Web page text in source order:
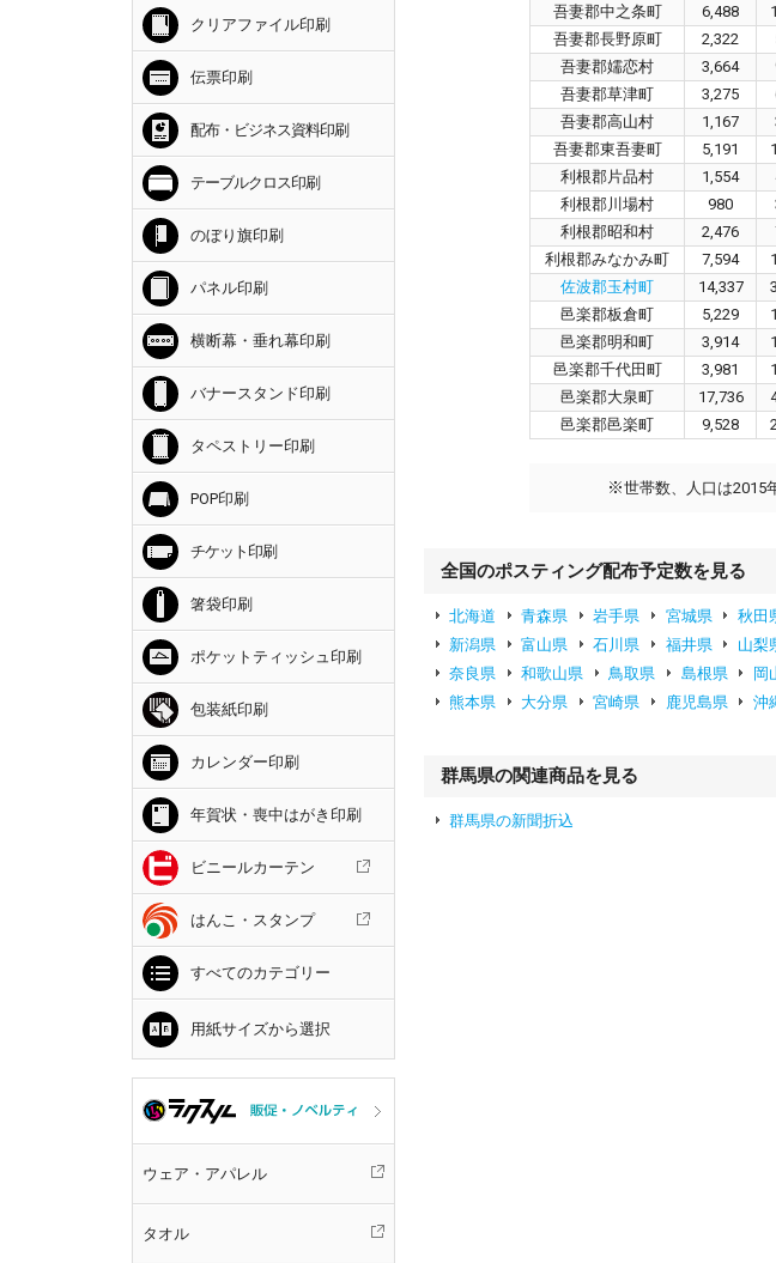
クリアファイル印刷
伝票印刷
配布・ビジネス資料印刷
テーブルクロス印刷
のぼり旗印刷
パネル印刷
横断幕・垂れ幕印刷
バナースタンド印刷
タペストリー印刷
POP印刷
チケット印刷
箸袋印刷
ポケットティッシュ印刷
包装紙印刷
カレンダー印刷
年賀状・喪中はがき印刷
ビニールカーテン
はんこ・スタンプ
すべてのカテゴリー
用紙サイズから選択
ウェア・アパレル
タオル
吾妻郡中之条町
6,488
吾妻郡長野原町
2,322
吾妻郡嬬恋村
3,664
吾妻郡草津町
3,275
吾妻郡高山村
1,167
吾妻郡東吾妻町
5,191
利根郡片品村
1,554
利根郡川場村
980
利根郡昭和村
2,476
利根郡みなかみ町
7,594
佐波郡玉村町
14,337
邑楽郡板倉町
5,229
邑楽郡明和町
3,914
邑楽郡千代田町
3,981
邑楽郡大泉町
17,736
邑楽郡邑楽町
9,528
※世帯数、人口は2015
全国のポスティング配布予定数を見る
北海道 青森県 岩手県 宮城県 秋田
新潟県
富山県 石川県 福井県 山梨
奈良県
和歌山県 鳥取県 島根県 岡
熊本県
大分県 宮崎県 鹿児島県 沖
群馬県の関連商品を見る
群馬県の新聞折込